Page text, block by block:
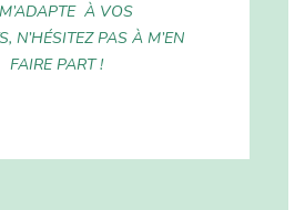
À VOS
N’HÉSITEZ PAS À M’EN
FAIRE PART !